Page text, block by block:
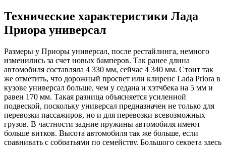
Технические характеристики Лада
Приора универсал
Размеры у Приоры универсал, после рестайлинга, немного
изменились за счет новых бамперов. Так ранее длина
автомобиля составляла 4 330 мм, сейчас 4 340 мм. Стоит так
же отметить, что дорожный просвет или клиренс Lada Priora в
кузове универсал больше, чем у седана и хэтчбека на 5 мм и
равен 170 мм. Такая разница объясняется усиленной
подвеской, поскольку универсал предназначен не только для
перевозки пассажиров, но и для перевозки всевозможных
грузов. В частности задние пружины автомобиля имеют
больше витков. Высота автомобиля так же больше, если
сравнивать с собратьями по семейству. Большого секрета здесь